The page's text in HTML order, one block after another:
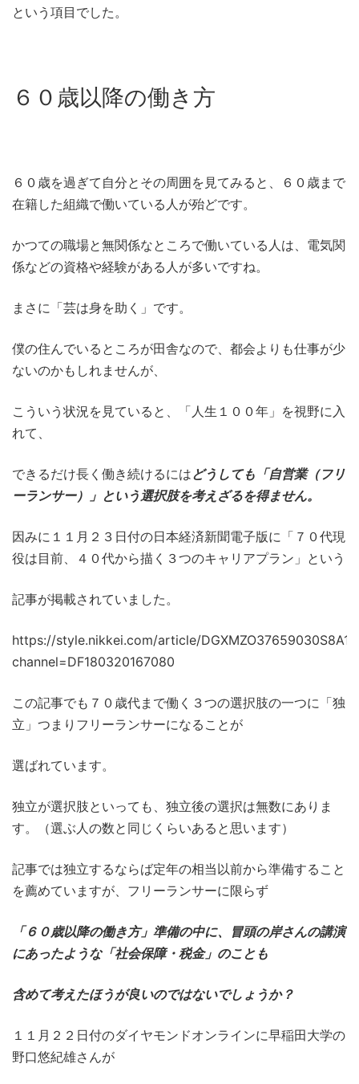
という項目でした。
６０歳以降の働き方
６０歳を過ぎて自分とその周囲を見てみると、６０歳まで
在籍した組織で働いている人が殆どです。
かつての職場と無関係なところで働いている人は、電気関
係などの資格や経験がある人が多いですね。
まさに「芸は身を助く」です。
僕の住んでいるところが田舎なので、都会よりも仕事が少
ないのかもしれませんが、
こういう状況を見ていると、「人生１００年」を視野に入
れて、
できるだけ長く働き続けるにはどうしても「自営業（フリ
ーランサー）」という選択肢を考えざるを得ません。
因みに１１月２３日付の日本経済新聞電子版に「７０代現
役は目前、４０代から描く３つのキャリアプラン」という
記事が掲載されていました。
https://style.nikkei.com/article/
channel=DF180320167080
この記事でも７０歳代まで働く３つの選択肢の一つに「独
立」つまりフリーランサーになることが
選ばれています。
独立が選択肢といっても、独立後の選択は無数にありま
す。（選ぶ人の数と同じくらいあると思います）
記事では独立するならば定年の相当以前から準備すること
を薦めていますが、フリーランサーに限らず
「６０歳以降の働き方」準備の中に、冒頭の岸さんの講演
にあったような「社会保障・税金」のことも
含めて考えたほうが良いのではないでしょうか？
１１月２２日付のダイヤモンドオンラインに早稲田大学の
野口悠紀雄さんが